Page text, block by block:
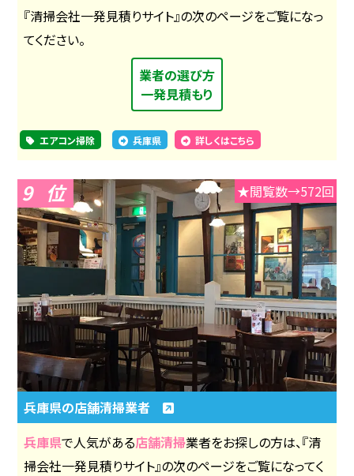
『清掃会社一発見積りサイト』の次のページをご覧になっ
てください。
業者の選び方
一発見積もり
エアコン掃除 兵庫県 詳しくはこちら
9 ★閲覧数→572回
兵庫県の店舗清掃業者
兵庫県で人気がある店舗清掃業者をお探しの方は、『清
掃会社一発見積りサイト』の次のページをご覧になってく